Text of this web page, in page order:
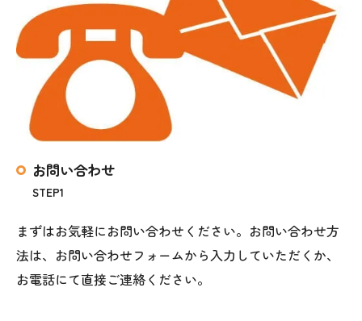
お問い合わせ
STEP1
まずはお気軽にお問い合わせください。お問い合わせ方
法は、お問い合わせフォームから入力していただくか、
お電話にて直接ご連絡ください。